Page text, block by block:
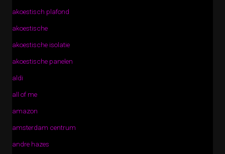
akoestisch plafond
akoestische
akoestische isolatie
akoestische panelen
aldi
all of me
amazon
amsterdam centrum
andre hazes